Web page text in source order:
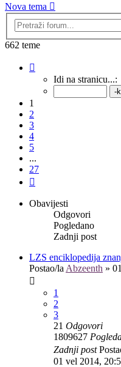
Nova tema
662 teme
27 .Idi na stranicu...:
1
2
3
4
5
...
27
Obavijesti
Odgovori
Pogledano
Zadnji post
LZS enciklopedija
Postao/la Abzeenth »
1
2
3
21 Odgovori
1809627
Zadnji post
01 vel 2014,